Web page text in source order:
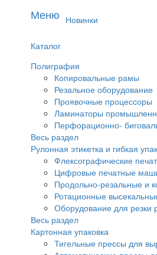
Меню Новинки
Каталог
Полиграфия
Копировальные рамы
Резальное оборудование
Проявочные процессоры
Ламинаторы
Перфорационно-
Весь раздел
Рулонная этикетка и гибкая
Флексографические
Цифровые печатные
Продольно-резальные и
Ротационные
Оборудование для резки
Весь раздел
Картонная упаковка
Тигельные прессы для